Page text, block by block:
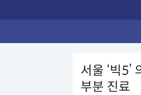
서울 ‘빅
부분 진료